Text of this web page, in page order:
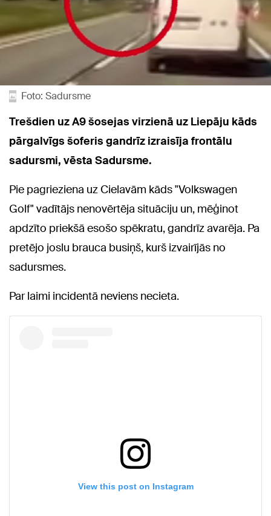
Foto: Sadursme
Trešdien uz A9 šosejas virzienā uz Liepāju kāds
pārgalvīgs šoferis gandrīz izraisīja frontālu
sadursmi, vēsta Sadursme.
Pie pagrieziena uz Cielavām kāds "Volkswagen
Golf" vadītājs nenovērtēja situāciju un, mēģinot
apdzīto priekšā esošo spēkratu, gandrīz avarēja. Pa
pretējo joslu brauca busiņš, kurš izvairījās no
sadursmes.
Par laimi incidentā neviens necieta.